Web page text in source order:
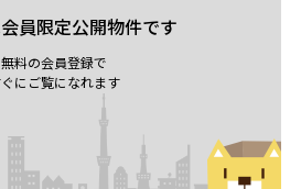
員限定公開物件です
無料の会員登録で
にご覧になれます